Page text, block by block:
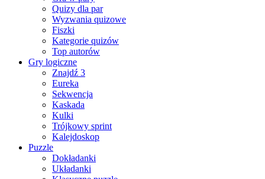
Quizy dla par
Wyzwania quizowe
Fiszki
Kategorie quizów
Top autorów
Gry logiczne
Znajdź 3
Eureka
Sekwencja
Kaskada
Kulki
Trójkowy sprint
Kalejdoskop
Puzzle
Dokładanki
Układanki